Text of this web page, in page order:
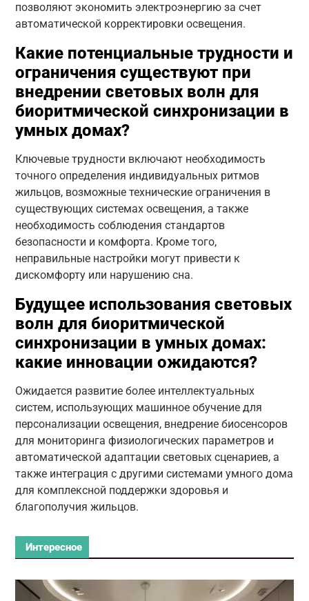
позволяют экономить электроэнергию за счет
автоматической корректировки освещения.
Какие потенциальные трудности и
ограничения существуют при
внедрении световых волн для
биоритмической синхронизации в
умных домах?
Ключевые трудности включают необходимость
точного определения индивидуальных ритмов
жильцов, возможные технические ограничения в
существующих системах освещения, а также
необходимость соблюдения стандартов
безопасности и комфорта. Кроме того,
неправильные настройки могут привести к
дискомфорту или нарушению сна.
Будущее использования световых
волн для биоритмической
синхронизации в умных домах:
какие инновации ожидаются?
Ожидается развитие более интеллектуальных
систем, использующих машинное обучение для
персонализации освещения, внедрение биосенсоров
для мониторинга физиологических параметров и
автоматической адаптации световых сценариев, а
также интеграция с другими системами умного дома
для комплексной поддержки здоровья и
благополучия жильцов.
Интересное